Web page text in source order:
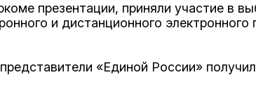
презентации, приняли участие в
и дистанционного
«Единой России»